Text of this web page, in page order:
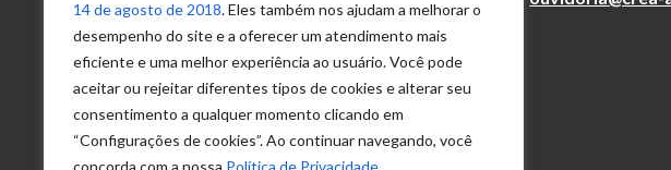
14 de agosto de 2018. Eles também nos ajudam a melhorar o
desempenho do site e a oferecer um atendimento mais
eficiente e uma melhor experiência ao usuário. Você pode
aceitar ou rejeitar diferentes tipos de cookies e alterar seu
consentimento a qualquer momento clicando em
“Configurações de cookies”. Ao continuar navegando, você
concorda com a nossa Política de Privacidade
Acesso à
Informação
Política de
Privacidade de
Dados